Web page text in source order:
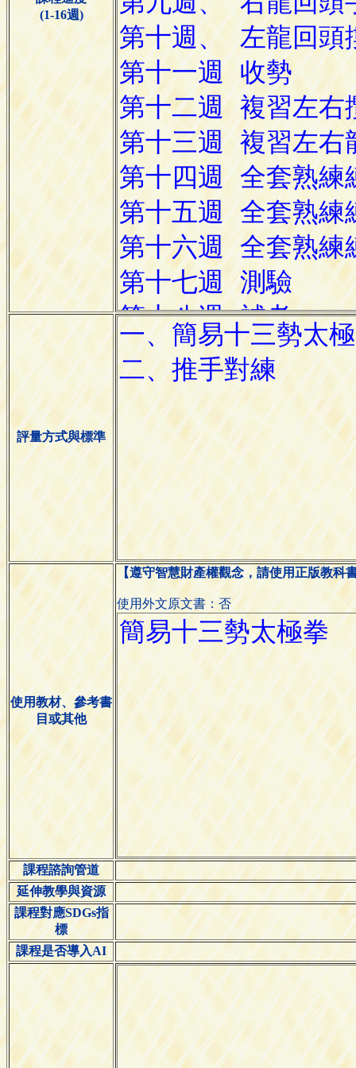
(1-16週)
評量方式與標準
使用教材、參考書
目或其他
【遵守智慧財產權觀念，請使用正版教科
使用外文原文書：否
課程諮詢管道
延伸教學與資源
課程對應SDGs指
標
課程是否導入AI